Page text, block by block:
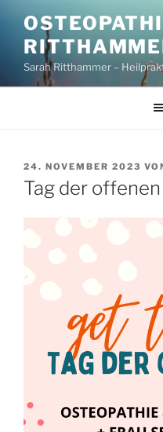
Inhalt
springen
Sarah Ritthammer –
VERÖFFENTLICHT
AM
24. NOVEMBER 2023
Tag der